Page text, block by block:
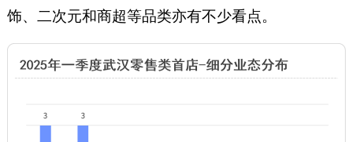
饰、二次元和商超等品类亦有不少看点。